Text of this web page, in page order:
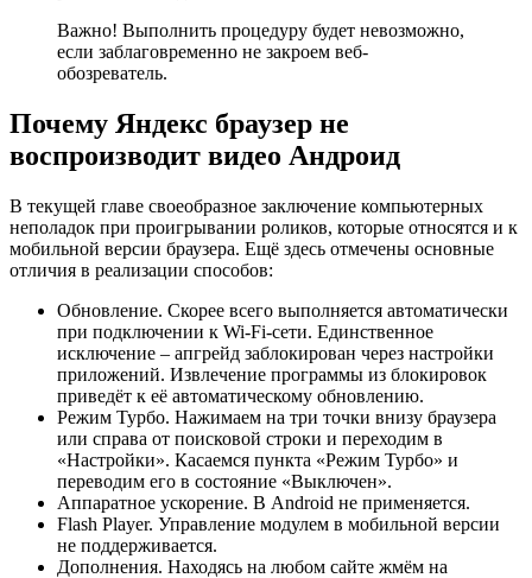
Важно! Выполнить процедуру будет невозможно,
если заблаговременно не закроем веб-
обозреватель.
Почему Яндекс браузер не
воспроизводит видео Андроид
В текущей главе своеобразное заключение компьютерных
неполадок при проигрывании роликов, которые относятся и к
мобильной версии браузера. Ещё здесь отмечены основные
отличия в реализации способов:
Обновление. Скорее всего выполняется автоматически
при подключении к Wi-Fi-сети. Единственное
исключение – апгрейд заблокирован через настройки
приложений. Извлечение программы из блокировок
приведёт к её автоматическому обновлению.
Режим Турбо. Нажимаем на три точки внизу браузера
или справа от поисковой строки и переходим в
«Настройки». Касаемся пункта «Режим Турбо» и
переводим его в состояние «Выключен».
Аппаратное ускорение. В Android не применяется.
Flash Player. Управление модулем в мобильной версии
не поддерживается.
Дополнения. Находясь на любом сайте жмём на